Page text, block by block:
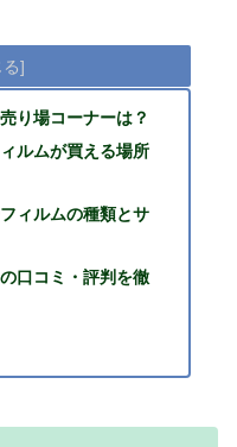
り場コーナーは？
ルムが買える場所
ィルムの種類とサ
口コミ・評判を徹